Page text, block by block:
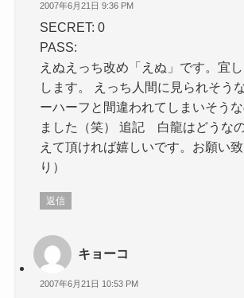
2007年6月21日 9:36 PM
SECRET: 0
PASS:
えぬえっち改め「えぬ」です。宜
します。 えっち人間に見られそう
ーハーフと間違われてしまいそうな
ました（笑） 追記 白龍はどうな
えて頂ければ嬉しいです。お願い
り）
返信
キョーコ
2007年6月21日 10:53 PM